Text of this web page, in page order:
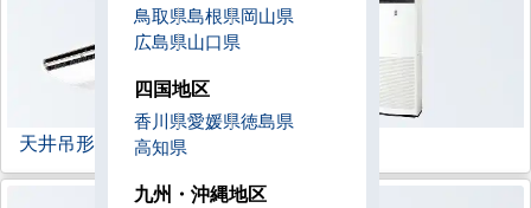
天井吊形
鳥取県島根県岡山県
広島県山口県
四国地区
香川県愛媛県徳島県
高知県
九州・沖縄地区